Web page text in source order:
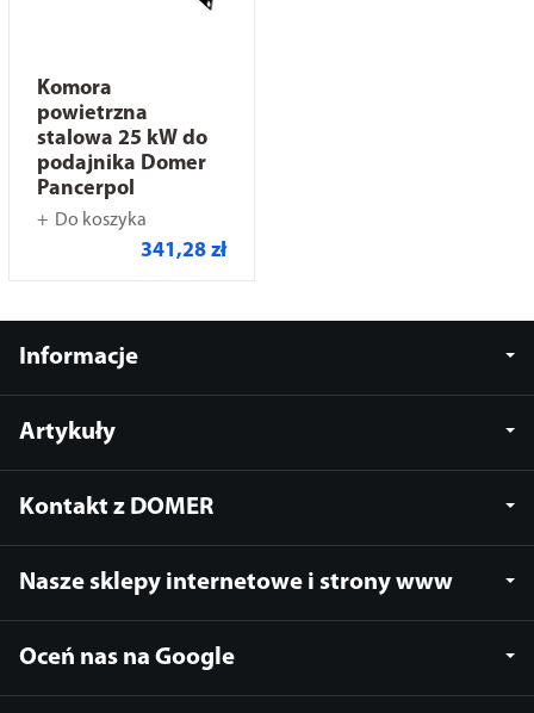
Komora
powietrzna
stalowa 25 kW do
podajnika Domer
Pancerpol
Do koszyka
341,28 zł
Informacje
Artykuły
Kontakt z DOMER
Nasze sklepy internetowe i strony www
Oceń nas na Google